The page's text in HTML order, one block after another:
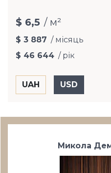
$ 6,5 / м²
$ 3 887 / місяць
$ 46 644 / рік
Микола